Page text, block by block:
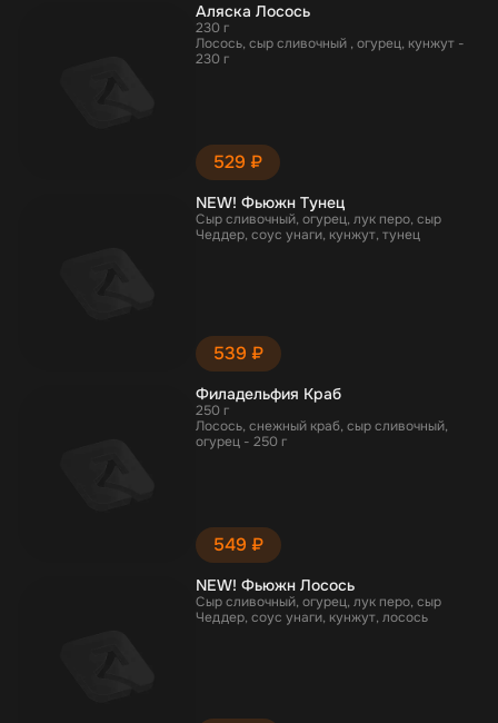
Аляска Лосось
230 г
Лосось, сыр сливочный , огурец, кунжут -
230 г
529 ₽
NEW! Фьюжн Тунец
Сыр сливочный, огурец, лук перо, сыр
Чеддер, соус унаги, кунжут, тунец
539 ₽
Филадельфия Краб
250 г
Лосось, снежный краб, сыр сливочный,
огурец - 250 г
549 ₽
NEW! Фьюжн Лосось
Сыр сливочный, огурец, лук перо, сыр
Чеддер, соус унаги, кунжут, лосось